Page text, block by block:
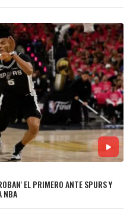
EL PRIMERO ANTE SPURS Y
NBA